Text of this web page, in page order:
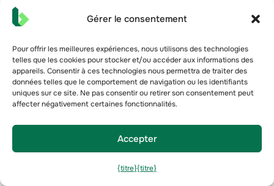
Gérer le consentement
Pour offrir les meilleures expériences, nous utilisons des technologies
telles que les cookies pour stocker et/ou accéder aux informations des
appareils. Consentir à ces technologies nous permettra de traiter des
données telles que le comportement de navigation ou les identifiants
uniques sur ce site. Ne pas consentir ou retirer son consentement peut
affecter négativement certaines fonctionnalités.
Accepter
{titre}{titre}
Prêt à améliorer vos
performances NABERS ?
Bueno collabore avec des propriétaires et des
gestionnaires d'immobilier commercial en
amélioration continue de la notation NABERS,
fondée sur l'analyse de données, qu'il s'agisse
de biens immobiliers individuels ou de